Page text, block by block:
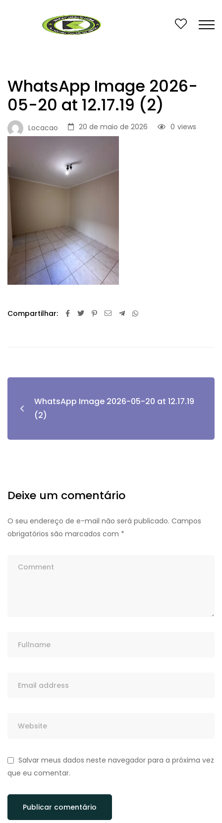
WhatsApp Image 2026-
05-20 at 12.17.19 (2)
Locacao 20 de maio de 2026 views
0
Compartilhar:
WhatsApp Image 2026-05-20 at 12.17.19
(2)
Deixe um comentário
O seu endereço de e-mail não será publicado. Campos
obrigatórios são marcados com *
Salvar meus dados neste navegador para a próxima vez
que eu comentar.